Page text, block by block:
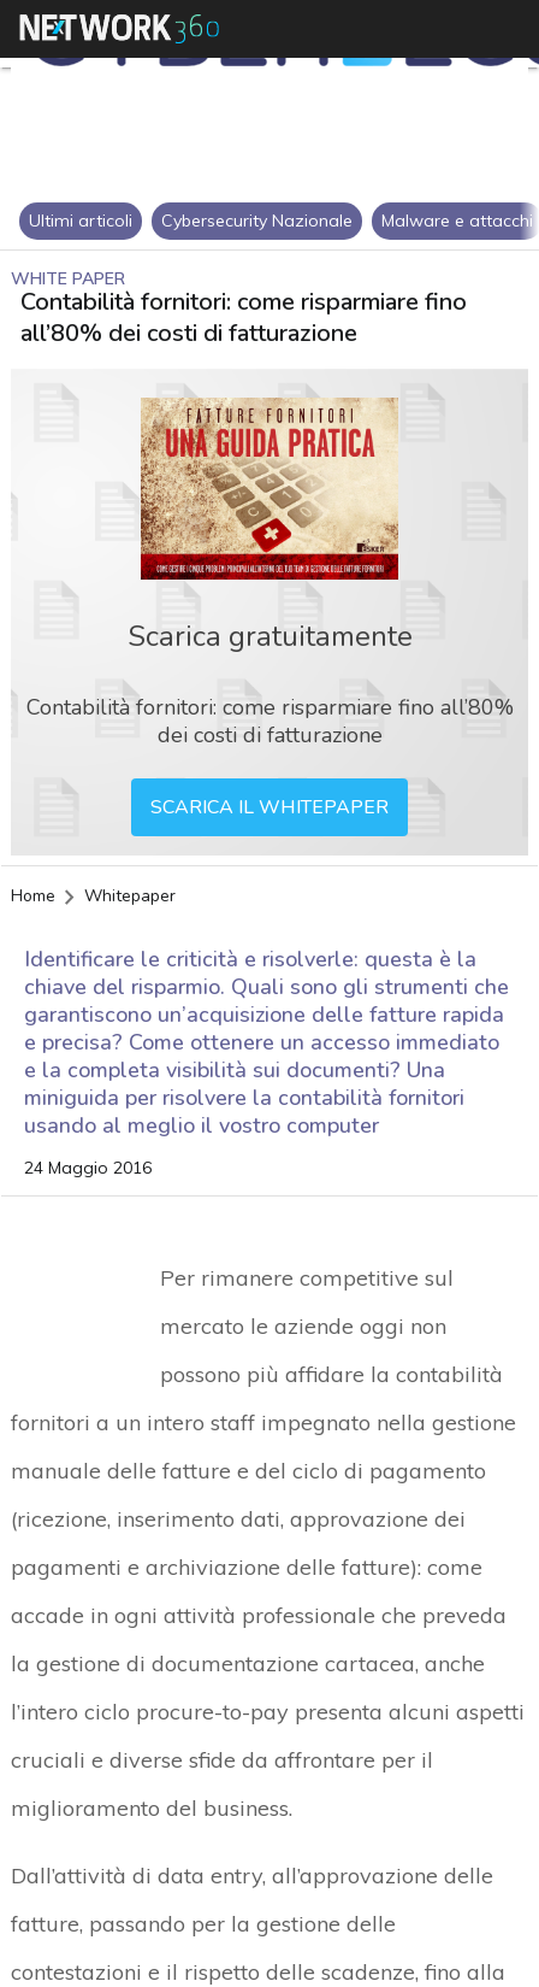
Ultimi articoli Cybersecurity Nazionale Malware e attacchi
WHITE PAPER
Contabilità fornitori: come risparmiare fino
all’80% dei costi di fatturazione
Scarica gratuitamente
Contabilità fornitori: come risparmiare fino all’80%
dei costi di fatturazione
SCARICA IL WHITEPAPER
Home Whitepaper
Identificare le criticità e risolverle: questa è la
chiave del risparmio. Quali sono gli strumenti che
garantiscono un’acquisizione delle fatture rapida
e precisa? Come ottenere un accesso immediato
e la completa visibilità sui documenti? Una
miniguida per risolvere la contabilità fornitori
usando al meglio il vostro computer
24 Maggio 2016
Per rimanere competitive sul
mercato le aziende oggi non
possono più affidare la contabilità
fornitori a un intero staff impegnato nella gestione
manuale delle fatture e del ciclo di pagamento
(ricezione, inserimento dati, approvazione dei
pagamenti e archiviazione delle fatture): come
accade in ogni attività professionale che preveda
la gestione di documentazione cartacea, anche
l’intero ciclo procure-to-pay presenta alcuni aspetti
cruciali e diverse sfide da affrontare per il
miglioramento del business.
Dall’attività di data entry, all’approvazione delle
fatture, passando per la gestione delle
contestazioni e il rispetto delle scadenze, fino alla